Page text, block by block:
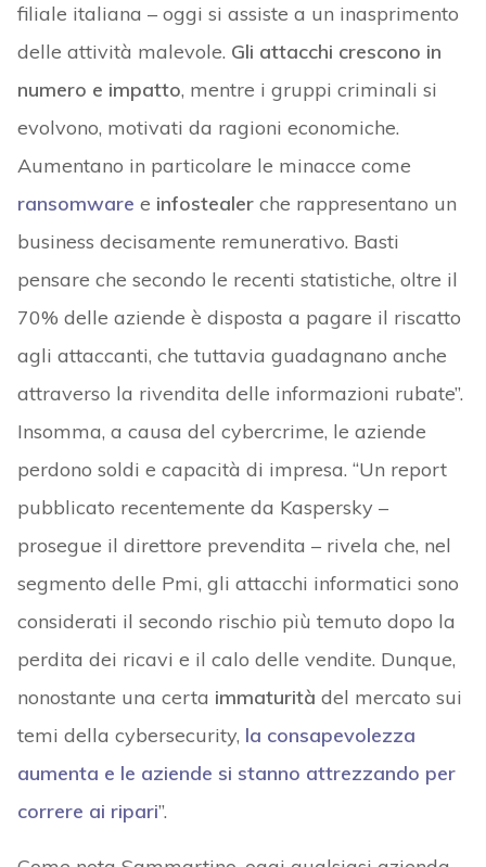
filiale italiana – oggi si assiste a un inasprimento
delle attività malevole. Gli attacchi crescono in
numero e impatto, mentre i gruppi criminali si
evolvono, motivati da ragioni economiche.
Aumentano in particolare le minacce come
ransomware e infostealerche rappresentano un
business decisamente remunerativo. Basti
pensare che secondo le recenti statistiche, oltre il
70% delle aziende è disposta a pagare il riscatto
agli attaccanti, che tuttavia guadagnano anche
attraverso la rivendita delle informazioni rubate”.
Insomma, a causa del cybercrime, le aziende
perdono soldi e capacità di impresa. “Un report
pubblicato recentemente da Kaspersky –
prosegue il direttore prevendita – rivela che, nel
segmento delle Pmi, gli attacchi informatici sono
considerati il secondo rischio più temuto dopo la
perdita dei ricavi e il calo delle vendite. Dunque,
nonostante una certa immaturità del mercato sui
temi della cybersecurity, la consapevolezza
aumenta e le aziende si stanno attrezzando per
correre ai ripari”.